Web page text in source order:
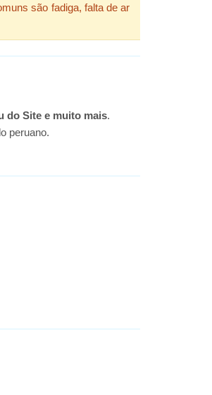
são fadiga, falta de ar
do Site e muito mais.
peruano.